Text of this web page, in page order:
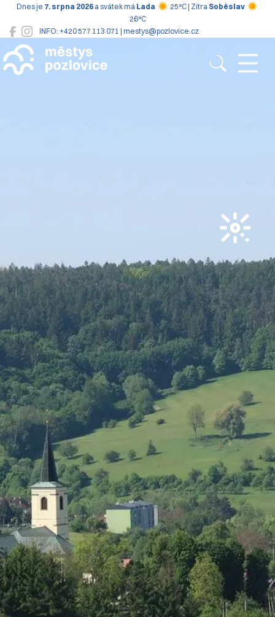
INFO: +420 577 113 071 | mestys@pozlovice.cz
Dnes je 7. srpna 2026 a svátek má Lada 25°C | Zítra Soběslav
26°C
Pozlovice